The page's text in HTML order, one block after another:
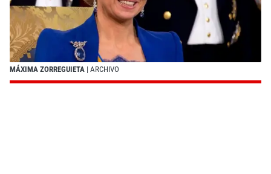
MÁXIMA ZORREGUIETA | ARCHIVO